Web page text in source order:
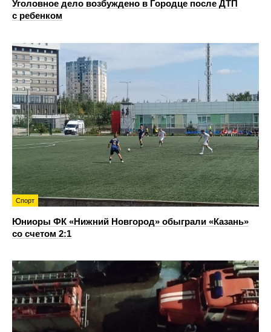
Уголовное дело возбуждено в Городце после ДТП
с ребенком
Спорт
Юниоры ФК «Нижний Новгород» обыграли «Казань»
со счетом 2:1